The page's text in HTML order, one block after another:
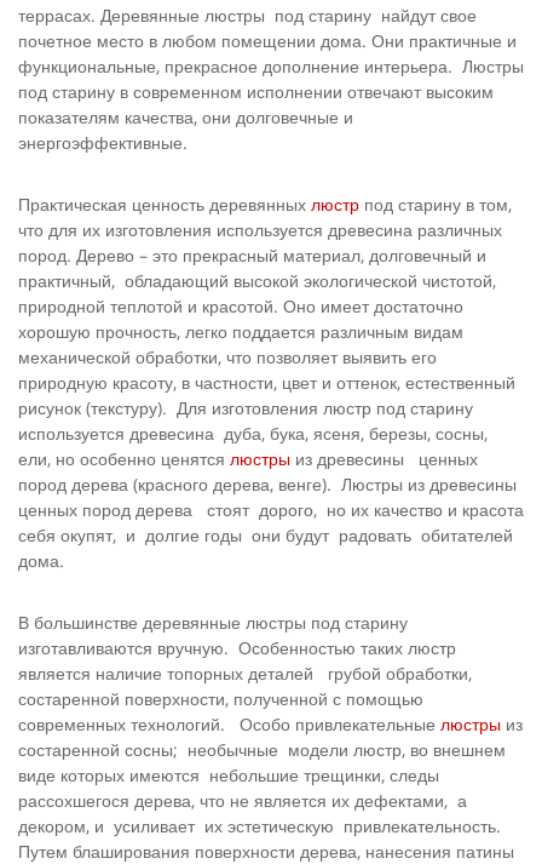
террасах. Деревянные люстры под старину найдут свое
почетное место в любом помещении дома. Они практичные и
функциональные, прекрасное дополнение интерьера. Люстры
под старину в современном исполнении отвечают высоким
показателям качества, они долговечные и
энергоэффективные.
Практическая ценность деревянных люстр под старину в том,
что для их изготовления используется древесина различных
пород. Дерево – это прекрасный материал, долговечный и
практичный, обладающий высокой экологической чистотой,
природной теплотой и красотой. Оно имеет достаточно
хорошую прочность, легко поддается различным видам
механической обработки, что позволяет выявить его
природную красоту, в частности, цвет и оттенок, естественный
рисунок (текстуру). Для изготовления люстр под старину
используется древесина дуба, бука, ясеня, березы, сосны,
ели, но особенно ценятся люстры из древесины ценных
пород дерева (красного дерева, венге). Люстры из древесины
ценных пород дерева стоят дорого, но их качество и красота
себя окупят, и долгие годы они будут радовать обитателей
дома.
В большинстве деревянные люстры под старину
изготавливаются вручную. Особенностью таких люстр
является наличие топорных деталей грубой обработки,
состаренной поверхности, полученной с помощью
современных технологий. Особо привлекательные люстры из
состаренной сосны; необычные модели люстр, во внешнем
виде которых имеются небольшие трещинки, следы
рассохшегося дерева, что не является их дефектами, а
декором, и усиливает их эстетическую привлекательность.
Путем блаширования поверхности дерева, нанесения патины